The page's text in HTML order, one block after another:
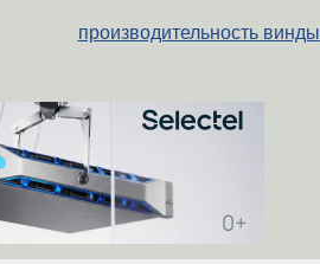
производительность винды